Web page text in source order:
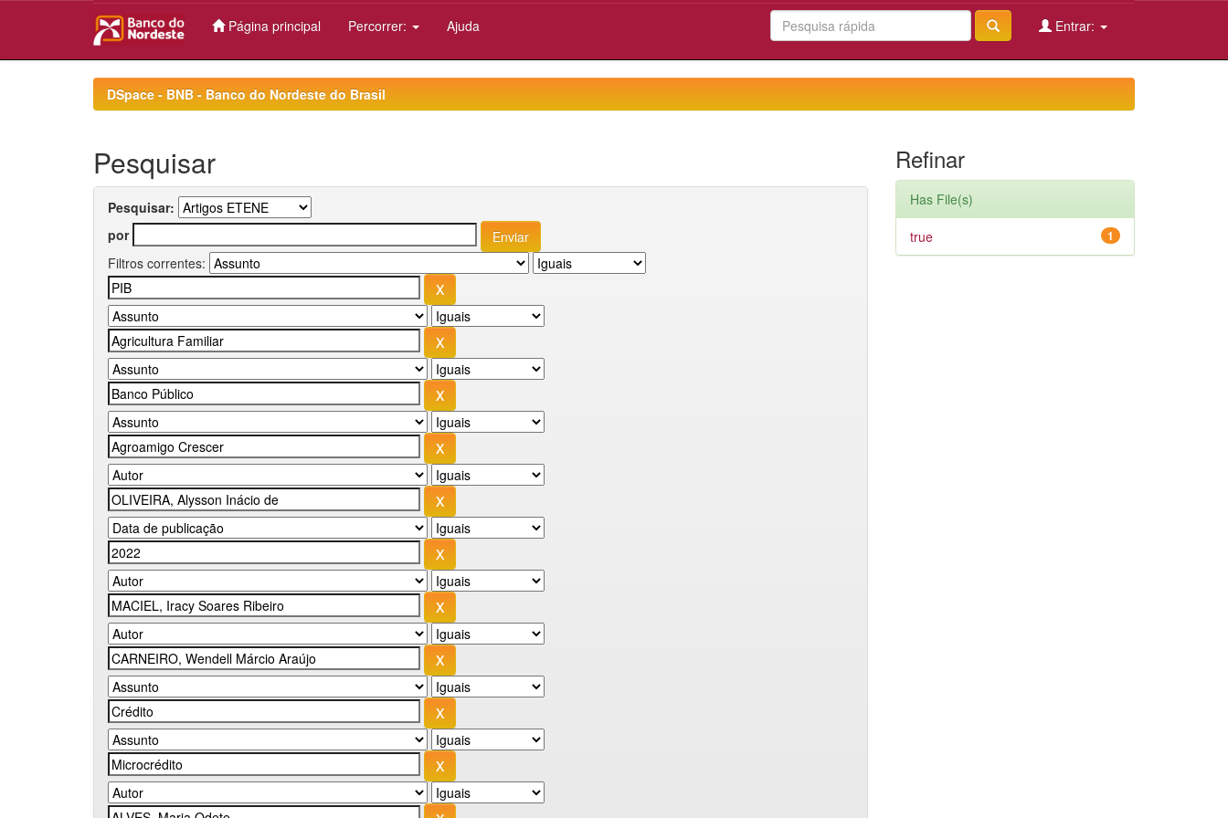
Página principal Percorrer: Ajuda Entrar:
DSpace - BNB - Banco do Nordeste do Brasil
Pesquisar
Pesquisar:
por
Filtros correntes:
Refinar
Has File(s)
1
true